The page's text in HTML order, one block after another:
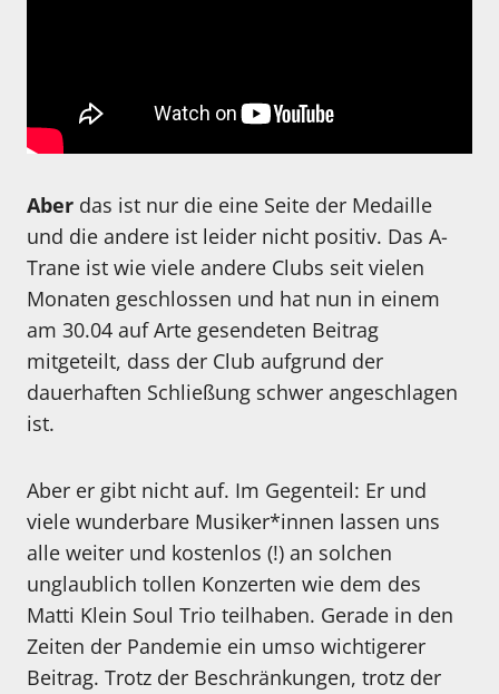
Aber das ist nur die eine Seite der Medaille
und die andere ist leider nicht positiv. Das A-
Trane ist wie viele andere Clubs seit vielen
Monaten geschlossen und hat nun in einem
am 30.04 auf Arte gesendeten Beitrag
mitgeteilt, dass der Club aufgrund der
dauerhaften Schließung schwer angeschlagen
ist.
Aber er gibt nicht auf. Im Gegenteil: Er und
viele wunderbare Musiker*innen lassen uns
alle weiter und kostenlos (!) an solchen
unglaublich tollen Konzerten wie dem des
Matti Klein Soul Trio teilhaben. Gerade in den
Zeiten der Pandemie ein umso wichtigerer
Beitrag. Trotz der Beschränkungen, trotz der